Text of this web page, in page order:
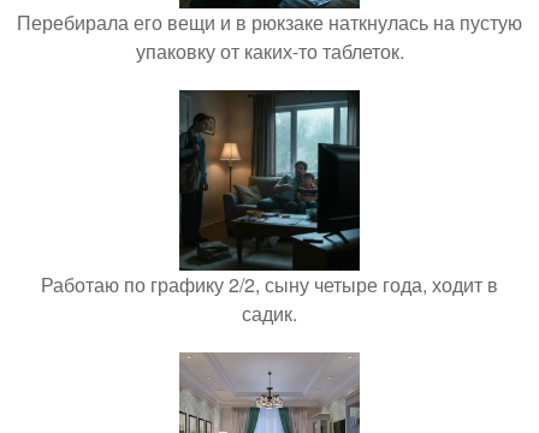
Перебирала его вещи и в рюкзаке наткнулась на пустую
упаковку от каких-то таблеток.
Работаю по графику 2/2, сыну четыре года, ходит в
садик.